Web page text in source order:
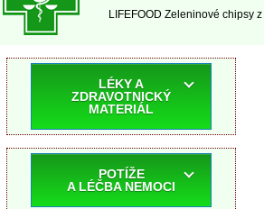
LIFEFOOD Zeleninové chipsy
LÉKY A
ZDRAVOTNICKÝ
MATERIÁL
POTÍŽE
A LÉČBA NEMOCI